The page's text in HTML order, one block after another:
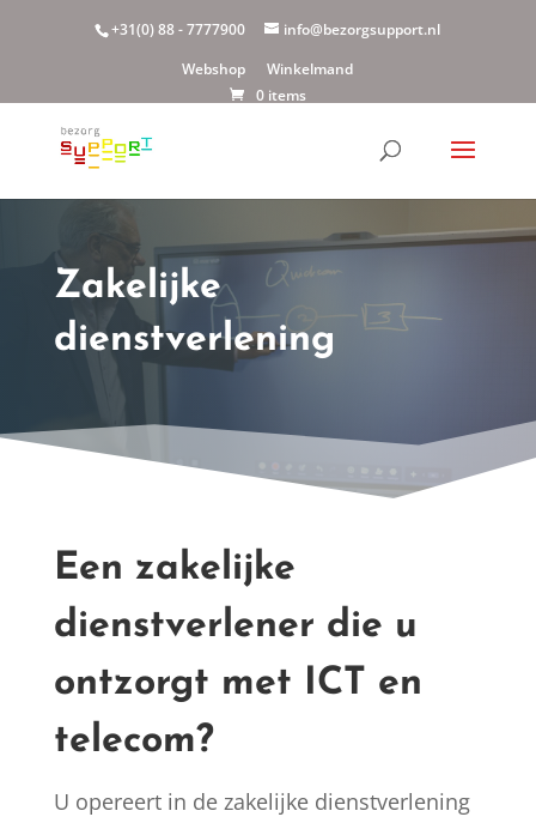
+31(0) 88 - 7777900
info@bezorgsupport.nl
Webshop
Winkelmand
0 items
Zakelijke
dienstverlening
Een zakelijke
dienstverlener die u
ontzorgt met ICT en
telecom?
U opereert in de zakelijke dienstverlening